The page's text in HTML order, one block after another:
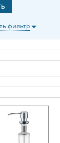
фильтр